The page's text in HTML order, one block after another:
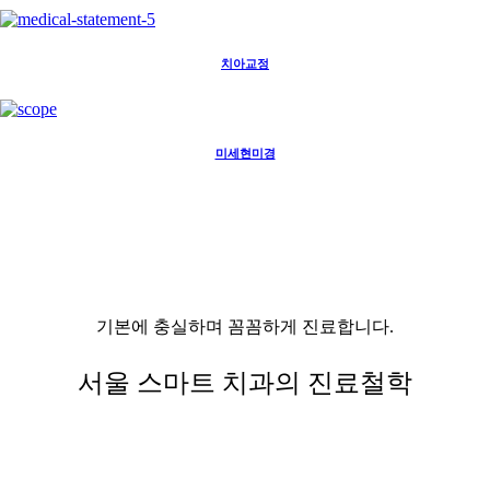
치아교정
미세현미경
기본에 충실하며 꼼꼼하게 진료합니다.
서울 스마트 치과의 진료철학